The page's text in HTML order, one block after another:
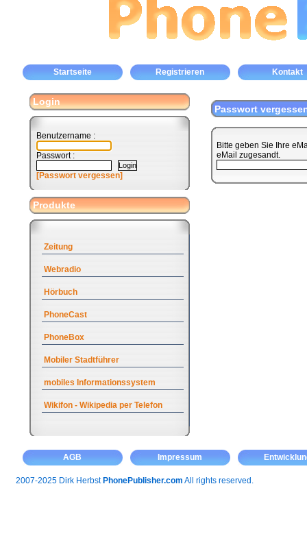
Startseite Registrieren Kontakt
Login
Benutzername :
Passwort :
[Passwort vergessen]
Produkte
Zeitung
Webradio
Hörbuch
PhoneCast
PhoneBox
Mobiler Stadtführer
mobiles Informationssystem
Wikifon - Wikipedia per Telefon
Passwort
Bitte geben Sie Ihre
eMail zugesandt.
AGB Impressum
2007-2025 Dirk Herbst PhonePublisher.com All rights reserved.